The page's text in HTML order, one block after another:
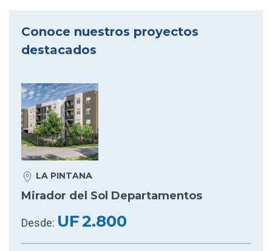
Conoce nuestros proyectos
destacados
LA PINTANA
Mirador del Sol Departamentos
Desde: UF2.800